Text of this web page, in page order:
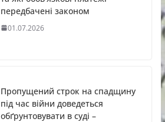
передбачені законом
01.07.2026
Пропущений строк на спадщину
під час війни доведеться
обґрунтовувати в суді –